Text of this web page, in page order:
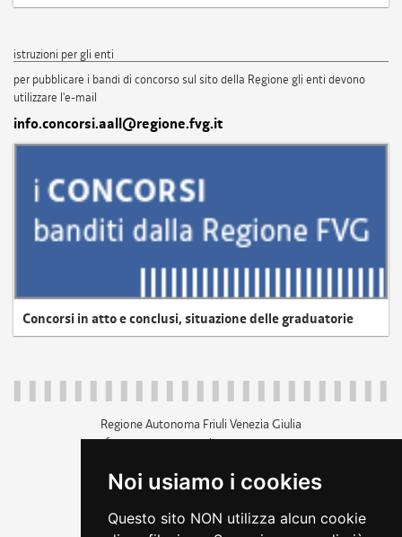
Noi usiamo i cookies
Questo sito NON utilizza alcun cookie
istruzioni per gli enti
per pubblicare i bandi di concorso sul sito della Regione gli enti devono
utilizzare l'e-mail
info.concorsi.aall@regione.fvg.it
Concorsi in atto e conclusi, situazione delle graduatorie
Regione Autonoma Friuli Venezia Giulia
c.f. 80014930327; p.iva 00526040324
+39 040 3771111